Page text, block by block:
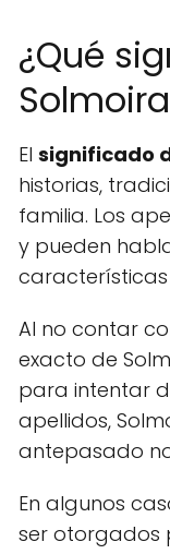
¿Qué
El significado
historias,
familia. Los
y pueden
características
Al no contar
exacto de
para intentar
apellidos,
antepasado
En algunos
ser otorgados